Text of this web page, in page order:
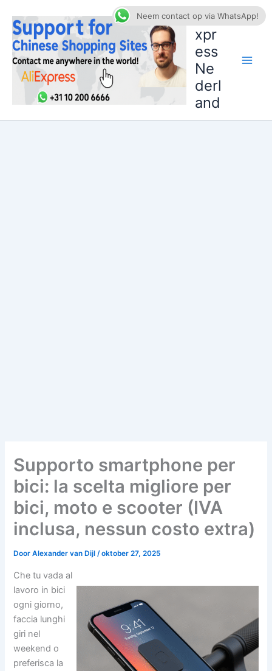
naar
inhoud
AliE
xpr
ess
Ne
derl
and
Supporto smartphone per
bici: la scelta migliore per
bici, moto e scooter (IVA
inclusa, nessun costo extra)
DoorAlexander van Dijl/oktober 27, 2025
Che tu vada al
lavoro in bici
ogni giorno,
faccia lunghi
giri nel
weekend o
preferisca la
Neem contact op via WhatsApp!